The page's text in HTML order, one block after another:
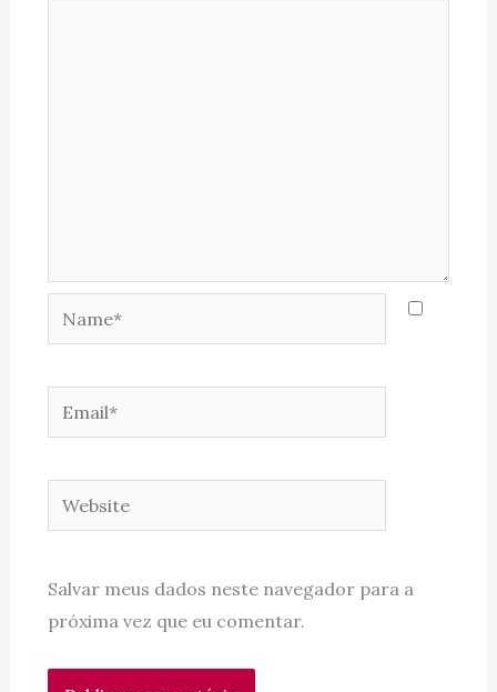
Name*
Email*
Website
Salvar meus dados neste navegador para a
próxima vez que eu comentar.